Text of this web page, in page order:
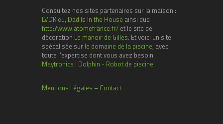
Consultez nos sites partenaires sur la maison :
LVDK.eu, Dad Is In the House ainsi que
http://www.atomefrance.fr/ et le site de
décoration Le manoir de Gilles. Et voici un site
spécalisée sur le domaine de la piscine, avec
toute l'expertise dont vous avez besoin
Maytronics | Dolphin - Robot de piscine
Mentions Légales – Contact